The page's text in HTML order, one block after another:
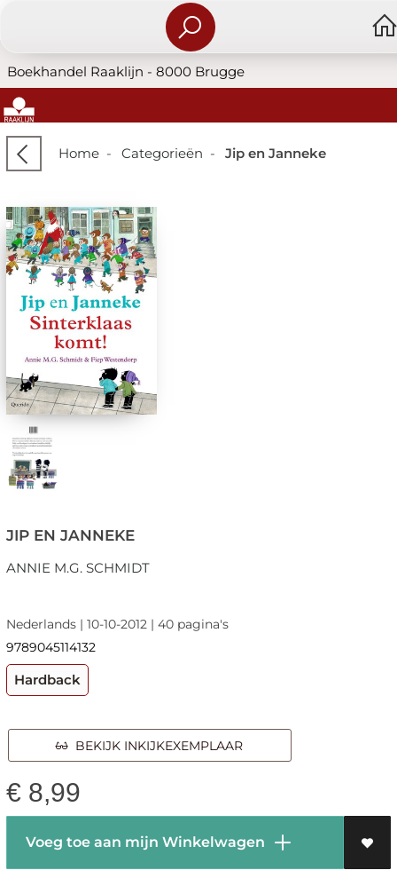
Boekhandel Raaklijn - 8000 Brugge
Home- Categorieën - Jip en Janneke
JIP EN JANNEKE
ANNIE M.G. SCHMIDT
Nederlands | 10-10-2012 | 40 pagina's
9789045114132
Hardback
BEKIJK INKIJKEXEMPLAAR
€ 8,99
Voeg toe aan mijn Winkelwagen